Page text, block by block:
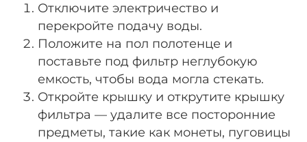
Отключите электричество и
перекройте подачу воды.
Положите на пол полотенце и
поставьте под фильтр неглубокую
емкость, чтобы вода могла стекать.
Откройте крышку и открутите крышку
фильтра — удалите все посторонние
предметы, такие как монеты, пуговицы